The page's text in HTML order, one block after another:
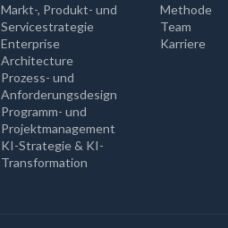
Markt-, Produkt- und
Servicestrategie
Enterprise
Architecture
Prozess- und
Anforderungsdesign
Programm- und
Projektmanagement
KI-Strategie & KI-
Transformation
Methode
Team
Karriere